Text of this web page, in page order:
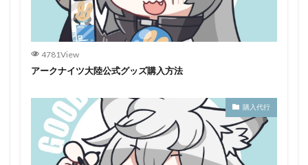
4781View
アークナイツ大陸公式グッズ購入方法
購入代行